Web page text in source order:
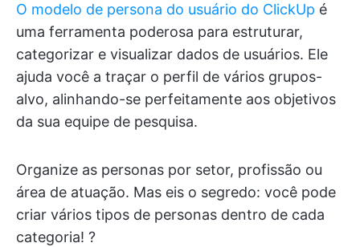
O modelo de persona do usuário do ClickUp é
uma ferramenta poderosa para estruturar,
categorizar e visualizar dados de usuários. Ele
ajuda você a traçar o perfil de vários grupos-
alvo, alinhando-se perfeitamente aos objetivos
da sua equipe de pesquisa.
Organize as personas por setor, profissão ou
área de atuação. Mas eis o segredo: você pode
criar vários tipos de personas dentro de cada
categoria! ?